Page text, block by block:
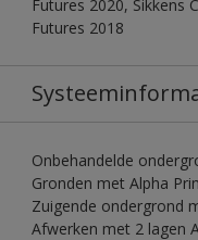
Futures 2020, Sikkens
Futures 2018
Onbehandelde
Gronden met Alpha
Zuigende ondergrond
Afwerken met 2 lagen